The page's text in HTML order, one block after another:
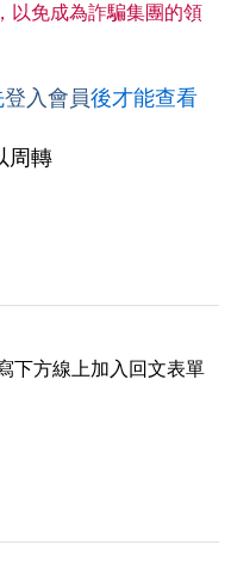
以免成為詐騙集團的領
登入會員後才能查看
周轉
下方線上加入回文表單